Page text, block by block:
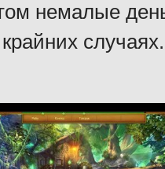
немалые
случаях.